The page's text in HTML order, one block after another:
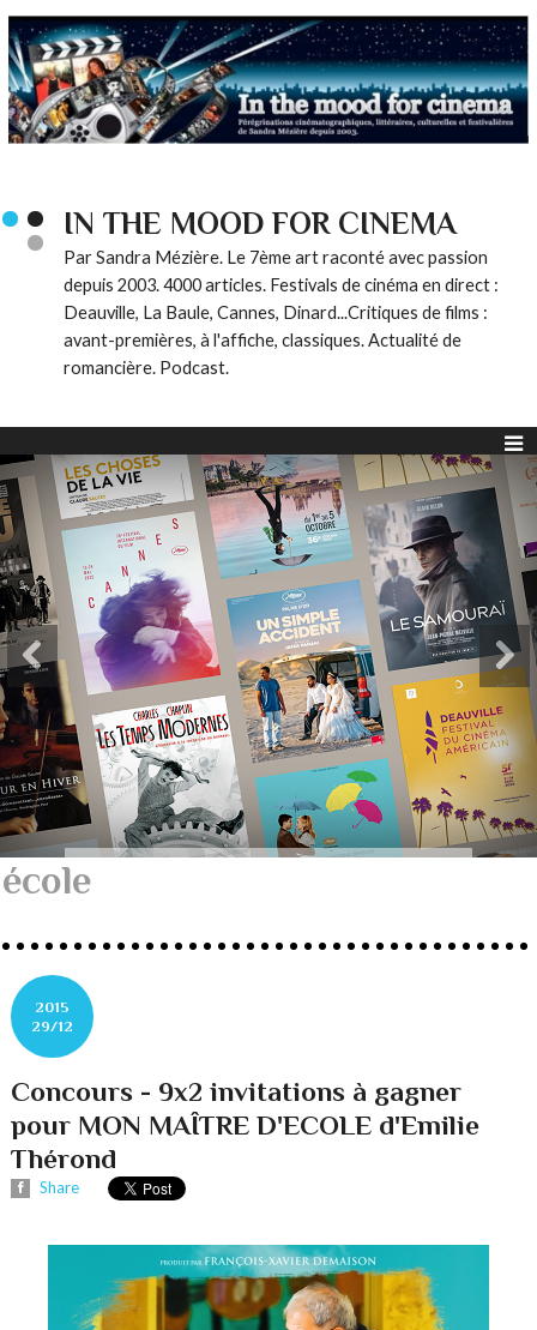
IN THE MOOD FOR CINEMA
Par Sandra Mézière. Le 7ème art raconté avec passion
depuis 2003. 4000 articles. Festivals de cinéma en direct :
Deauville, La Baule, Cannes, Dinard...Critiques de films :
avant-premières, à l'affiche, classiques. Actualité de
romancière. Podcast.
école
2015
29/12
Concours - 9x2 invitations à gagner
pour MON MAÎTRE D'ECOLE d'Emilie
Thérond
Share